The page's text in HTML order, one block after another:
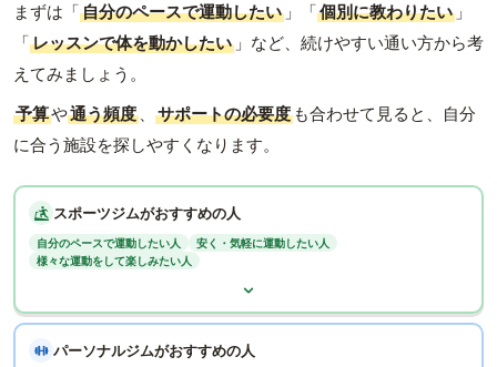
まずは「自分のペースで運動したい 」「個別に教わりたい 」
「レッスンで体を動かしたい 」など、続けやすい通い方から考
えてみましょう。
予算や通う頻度 、 サポートの必要度 も合わせて見ると、自分
に合う施設を探しやすくなります。
スポーツジムがおすすめの人
自分のペースで運動したい人
安く・気軽に運動したい人
様々な運動をして楽しみたい人
パーソナルジムがおすすめの人